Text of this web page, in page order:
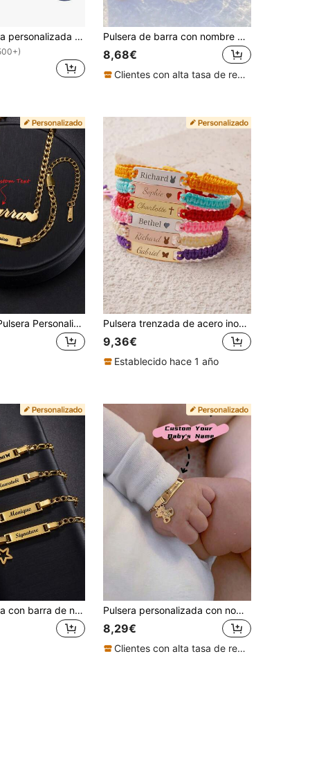
1 pieza Pulsera personalizada con nombre grabado, pulsera de acero inoxidable a juego para pareja y familia, regalo de joyería de moda para niños, mamá, bautizo y regalos de vacaciones Pulsera de barra con nombre personalizado grabado, cadena Figaro de acero inoxidable dorado con dije de lazo, texto personalizado, pulsera ajustable, regalo de joyería
8,68€
Clientes con alta tasa de repetición
1Set Collar y Pulsera Personalizados con Nombre, Joyería de Acero Inoxidable Chapado en Oro de 18K, Regalos Lindos para Niños y Niñas, Regalos de Graduación y Día de la Madre Pulsera trenzada de acero inoxidable de 14k oro con nombre personalizado para niños - Regalos para vuelta al colegio, Pascua, fiestas, multifuncional, ornamental, letra, grabada, elegante, moderna, colorida, linda, adorable, casual, personalizada, única, regalos para bebé, regalos ideales para él, regalos ideales para ella, hijo, hija, niños, noche de gala, viaje, escuela, joyería de acero inoxidable, recuerdos personalizados
9,36€
Establecido hace 1 año
1 pieza Pulsera con barra de nombre personalizada, pulsera de identificación de acero inoxidable chapada en oro de 18K, regalo de joyería personalizada para niños, niños, niñas, familia, uso diario Pulsera personalizada con nombre de bebé grabado, de acero inoxidable dorado, cadena ajustable con dije de oso lindo, joya de recuerdo para recién nacido e infante, regalo
8,29€
Clientes con alta tasa de repetición